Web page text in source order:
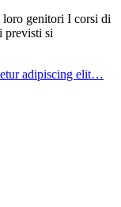
loro genitori I corsi di
previsti si
adipiscing elit…